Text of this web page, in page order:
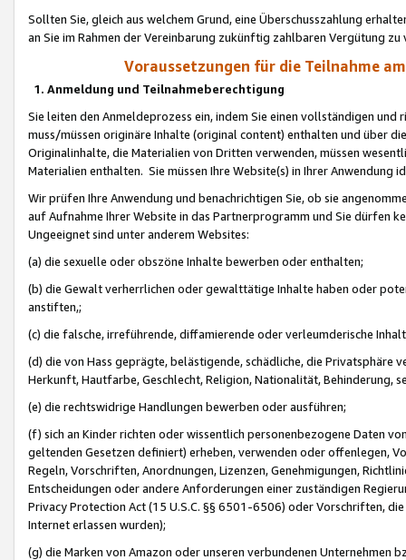
Sollten Sie, gleich aus welchem Grund, eine Überschusszahlung
an Sie im Rahmen der Vereinbarung zukünftig zahlbaren Vergütung zu
Voraussetzungen für die Teilnahme
1. Anmeldung und Teilnahmeberechtigung
Sie leiten den Anmeldeprozess ein, indem Sie einen vollständigen
muss/müssen originäre Inhalte (original content) enthalten und über
Originalinhalte, die Materialien von Dritten verwenden, müssen
Materialien enthalten. Sie müssen Ihre Website(s) in Ihrer Anwendung
Wir prüfen Ihre Anwendung und benachrichtigen Sie, ob sie
auf Aufnahme Ihrer Website in das Partnerprogramm und Sie dürfen
Ungeeignet sind unter anderem Websites:
(a) die sexuelle oder obszöne Inhalte bewerben oder enthalten;
(b) die Gewalt verherrlichen oder gewalttätige Inhalte haben oder
anstiften,;
(c) die falsche, irreführende, diffamierende oder verleumderische
(d) die von Hass geprägte, belästigende, schädliche, die Privatsphäre
Herkunft, Hautfarbe, Geschlecht, Religion, Nationalität, Behinderung,
(e) die rechtswidrige Handlungen bewerben oder ausführen;
(f) sich an Kinder richten oder wissentlich personenbezogene Daten
geltenden Gesetzen definiert) erheben, verwenden oder offenlegen,
Regeln, Vorschriften, Anordnungen, Lizenzen, Genehmigungen,
Entscheidungen oder andere Anforderungen einer zuständigen
Privacy Protection Act (15 U.S.C. §§ 6501-6506) oder Vorschriften,
Internet erlassen wurden);
(g) die Marken von Amazon oder unseren verbundenen Unternehmen